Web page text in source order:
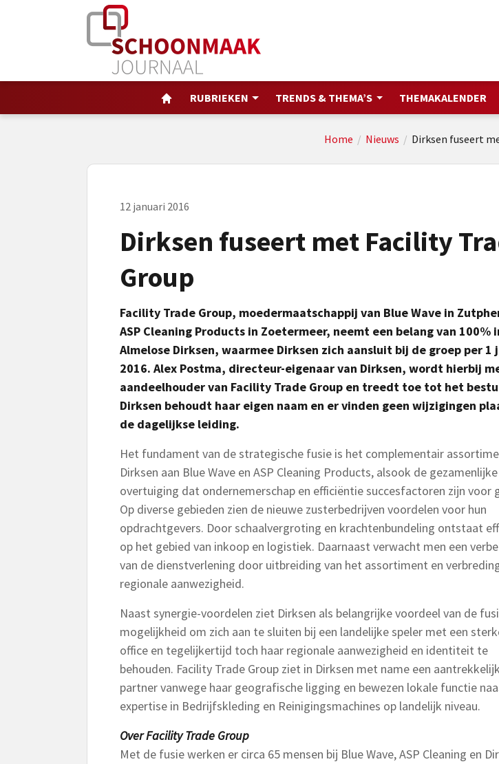
RUBRIEKEN TRENDS & THEMA’S THEMAKALENDER
Home / Nieuws / Dirksen fuseert
12 januari 2016
Dirksen fuseert met Facility
Group
Facility Trade Group, moedermaatschappij van Blue Wave in
ASP Cleaning Products in Zoetermeer, neemt een belang van 100%
Almelose Dirksen, waarmee Dirksen zich aansluit bij de groep per 1
2016. Alex Postma, directeur-eigenaar van Dirksen, wordt hierbij
aandeelhouder van Facility Trade Group en treedt toe tot het
Dirksen behoudt haar eigen naam en er vinden geen wijzigingen
de dagelijkse leiding.
Het fundament van de strategische fusie is het complementair
Dirksen aan Blue Wave en ASP Cleaning Products, alsook de gezamenlijke
overtuiging dat ondernemerschap en efficiëntie succesfactoren zijn voor
Op diverse gebieden zien de nieuwe zusterbedrijven voordelen voor hun
opdrachtgevers. Door schaalvergroting en krachtenbundeling ontstaat
op het gebied van inkoop en logistiek. Daarnaast verwacht men een
van de dienstverlening door uitbreiding van het assortiment en
regionale aanwezigheid.
Naast synergie-voordelen ziet Dirksen als belangrijke voordeel van de
mogelijkheid om zich aan te sluiten bij een landelijke speler met een
office en tegelijkertijd toch haar regionale aanwezigheid en identiteit te
behouden. Facility Trade Group ziet in Dirksen met name een
partner vanwege haar geografische ligging en bewezen lokale functie
expertise in Bedrijfskleding en Reinigingsmachines op landelijk niveau.
Over Facility Trade Group
Met de fusie werken er circa 65 mensen bij Blue Wave, ASP Cleaning en